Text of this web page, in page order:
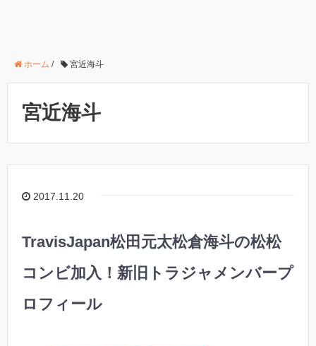
ホーム / 宮近海斗
宮近海斗
2017.11.20
TravisJapan松田元太松倉海斗の松松
コンビ加入！新旧トラジャメンバープ
ロフィール